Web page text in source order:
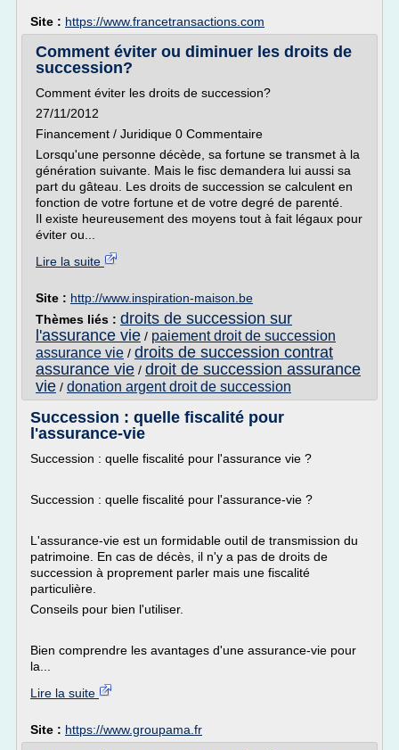
Site : https://www.francetransactions.com
Comment éviter ou diminuer les droits de
succession?
Comment éviter les droits de succession?
27/11/2012
Financement / Juridique 0 Commentaire
Lorsqu'une personne décède, sa fortune se transmet à la
génération suivante. Mais le fisc demandera lui aussi sa
part du gâteau. Les droits de succession se calculent en
fonction de votre fortune et de votre degré de parenté.
Il existe heureusement des moyens tout à fait légaux pour
éviter ou...
Lire la suite
Site : http://www.inspiration-maison.be
Thèmes liés : droits de succession sur
l'assurance vie / paiement droit de succession
assurance vie / droits de succession contrat
assurance vie / droit de succession assurance
vie / donation argent droit de succession
Succession : quelle fiscalité pour
l'assurance-vie
Succession : quelle fiscalité pour l'assurance vie ?
Succession : quelle fiscalité pour l'assurance-vie ?
L'assurance-vie est un formidable outil de transmission du
patrimoine. En cas de décès, il n'y a pas de droits de
succession à proprement parler mais une fiscalité
particulière.
Conseils pour bien l'utiliser.
Bien comprendre les avantages d'une assurance-vie pour
la...
Lire la suite
Site : https://www.groupama.fr